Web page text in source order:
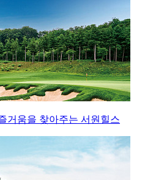
거움을 찾아주는 서원힐스